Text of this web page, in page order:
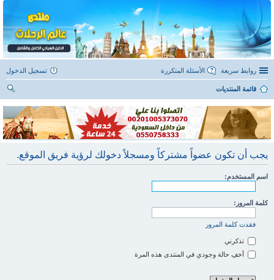
روابط سريعة الأسئلة المتكررة تسجيل الدخول
قائمة المنتديات
ث
يجب أن تكون عضواً مشتركاً ومسجلاً دخولك لرؤية فريق الموقع.
اسم المستخدم:
كلمة المرور:
فقدت كلمة المرور
تذكرني
أخفِ حالة وجودي في المنتدى هذه المرة